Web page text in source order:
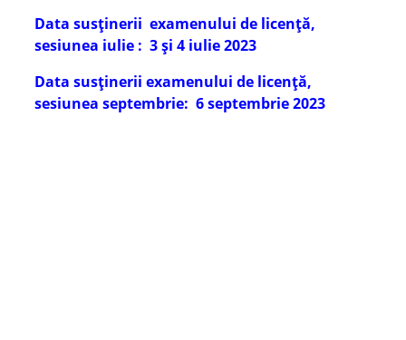
Data susținerii examenului de licență,
sesiunea iulie : 3 și 4 iulie 2023
Data susținerii examenului de licență,
sesiunea septembrie: 6 septembrie 2023